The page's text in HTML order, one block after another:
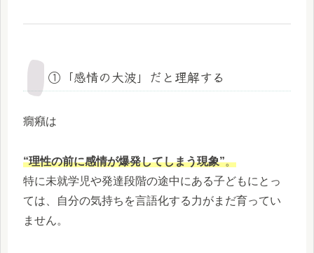
①「感情の大波」だと理解する
癇癪は
“理性の前に感情が爆発してしまう現象”。
特に未就学児や発達段階の途中にある子どもにとっ
ては、自分の気持ちを言語化する力がまだ育ってい
ません。